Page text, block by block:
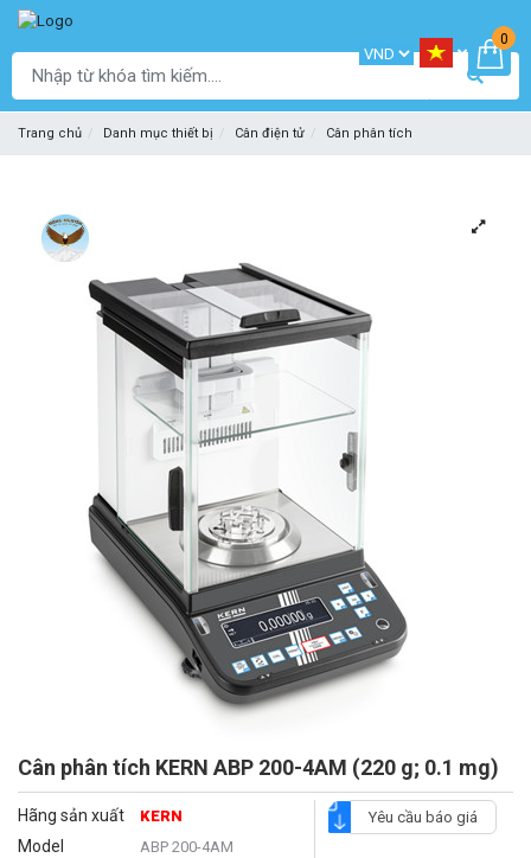
0
Trang chủ Danh mục thiết bị Cân điện tử Cân phân tích
Cân phân tích KERN ABP 200-4AM (220 g; 0.1 mg)
Hãng sản xuất KERN
Model ABP 200-4AM
Yêu cầu báo giá